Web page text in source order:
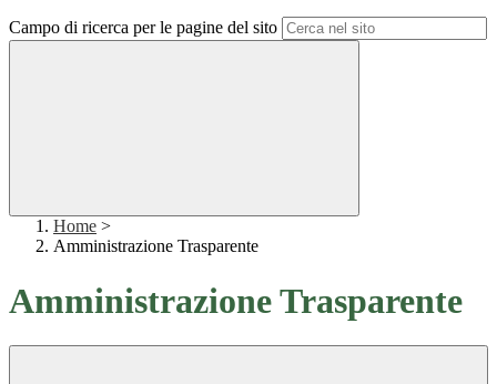
Campo di ricerca per le pagine del sito
Home >
Amministrazione Trasparente
Amministrazione Trasparente